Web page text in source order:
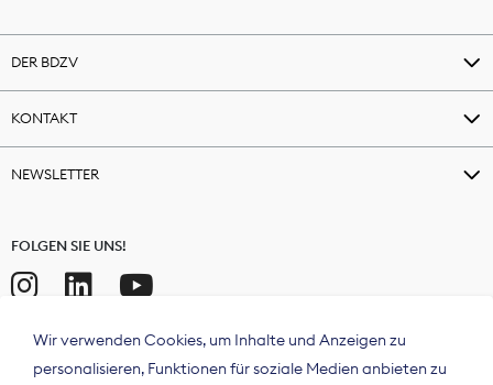
DER BDZV
KONTAKT
NEWSLETTER
FOLGEN SIE UNS!
Wir verwenden Cookies, um Inhalte und Anzeigen zu
personalisieren, Funktionen für soziale Medien anbieten zu